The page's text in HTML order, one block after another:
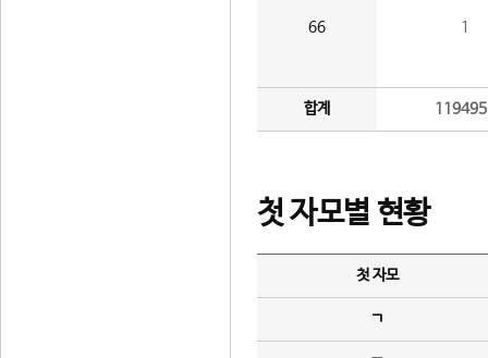
66 1
합계
첫 자모별 현황
첫 자모
ㄱ